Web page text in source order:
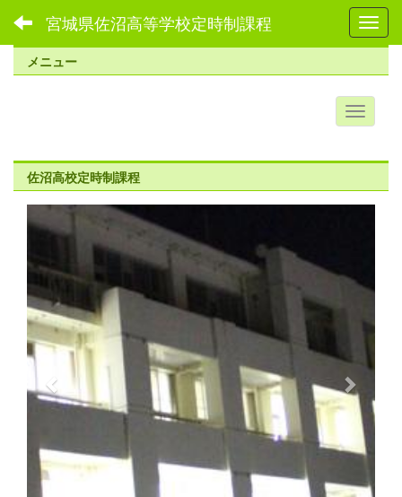
宮城県佐沼高等学校定時制課程
メニュー
佐沼高校定時制課程
r
e
v
i
o
s